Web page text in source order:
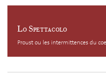
Lo Spettacolo
Proust ou les intermittences du